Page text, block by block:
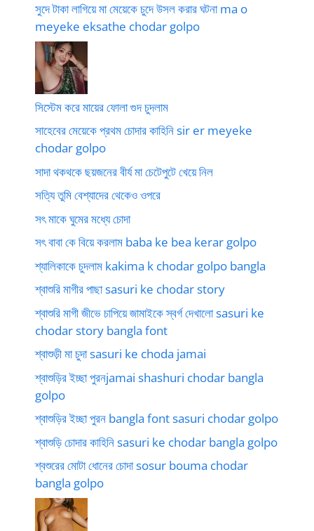
সুদে টাকা লাগিয়ে মা মেয়েকে চুদে উসল করার ঘটনা ma o
meyeke eksathe chodar golpo
সিস্টেম করে মায়ের ফোলা গুদ চুদলাম
সাহেবের মেয়েকে প্রথম চোদার কাহিনি sir er meyeke
chodar golpo
সাদা থকথকে ছয়জনের বীর্য মা চেটেপুটে খেয়ে নিল
সত্যি তুমি বেশ্যাদের থেকেও ওপরে
সৎ মাকে ঘুমের মধ্যে চোদা
সৎ বাবা কে বিয়ে করলাম baba ke bea kerar golpo
শ্যালিকাকে চুদলাম kakima k chodar golpo bangla
শ্বাশুরি মাগীর পাছা sasuri ke chodar story
শ্বাশুরি মাগী জীভে চাপিয়ে জামাইকে স্বর্গ দেখালো sasuri ke
chodar story bangla font
শ্বাশুড়ী মা চুদা sasuri ke choda jamai
শ্বাশুড়ির ইচ্ছা পুরনjamai shashuri chodar bangla
golpo
শ্বাশুড়ির ইচ্ছা পুরন bangla font sasuri chodar golpo
শ্বাশুড়ি চোদার কাহিনি sasuri ke chodar bangla golpo
শ্বশুরের মোটা ধোনের চোদা sosur bouma chodar
bangla golpo